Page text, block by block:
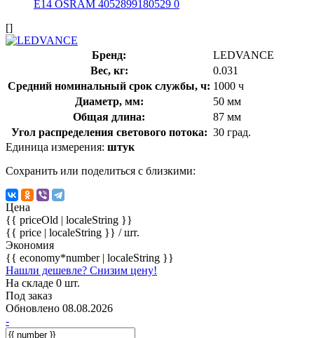
[]
Бренд:
LEDVANCE
Вес, кг:
0.031
Средний номинальный срок службы, ч: 1000 ч
Диаметр, мм:
50 мм
Общая длина:
87 мм
Угол распределения светового потока: 30 град.
Единица измерения: штук
Сохранить или поделиться с близкими:
Цена
{{ priceOld | localeString }}
{{ price | localeString }} / шт.
Экономия
{{ economy*number | localeString }}
Нашли дешевле? Снизим цену!
На складе 0 шт.
Под заказ
Обновлено 08.08.2026
-